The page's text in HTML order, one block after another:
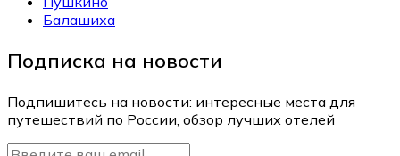
Балашиха
Подписка на новости
Подпишитесь на новости: интересные места для
путешествий по России, обзор лучших отелей